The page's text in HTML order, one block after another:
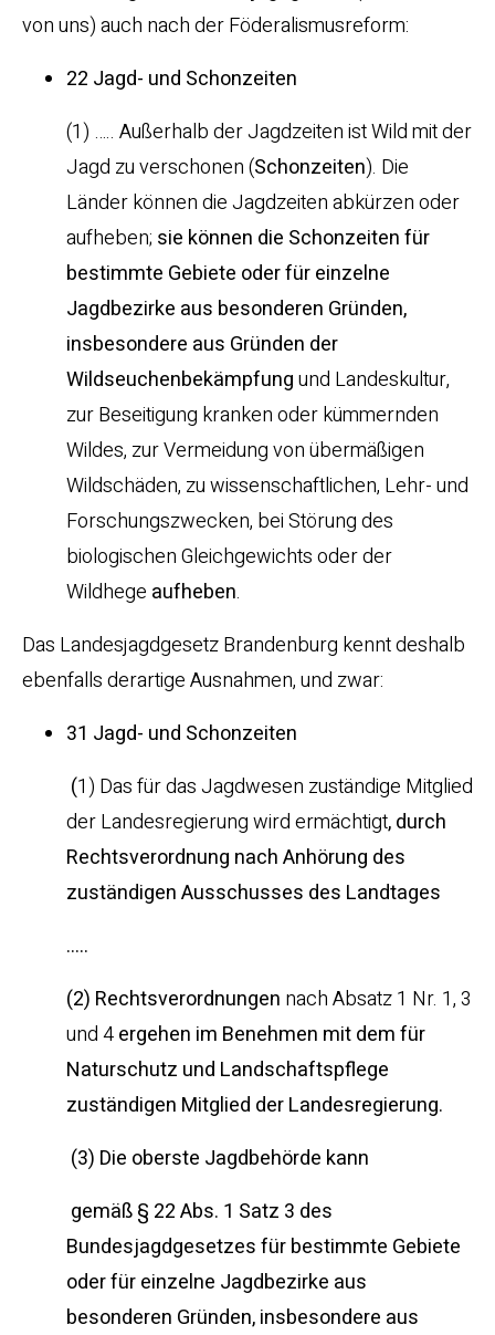
von uns) auch nach der Föderalismusreform:
22 Jagd- und Schonzeiten
(1) ….. Außerhalb der Jagdzeiten ist Wild mit der
Jagd zu verschonen (Schonzeiten). Die
Länder können die Jagdzeiten abkürzen oder
aufheben; sie können die Schonzeiten für
bestimmte Gebiete oder für einzelne
Jagdbezirke aus besonderen Gründen,
insbesondere aus Gründen der
Wildseuchenbekämpfungund Landeskultur,
zur Beseitigung kranken oder kümmernden
Wildes, zur Vermeidung von übermäßigen
Wildschäden, zu wissenschaftlichen, Lehr- und
Forschungszwecken, bei Störung des
biologischen Gleichgewichts oder der
Wildhege aufheben.
Das Landesjagdgesetz Brandenburg kennt deshalb
ebenfalls derartige Ausnahmen, und zwar:
31 Jagd- und Schonzeiten
(1) Das für das Jagdwesen zuständige Mitglied
der Landesregierung wird ermächtigt, durch
Rechtsverordnung nach Anhörung des
zuständigen Ausschusses des Landtages
…..
(2) Rechtsverordnungen nach Absatz 1 Nr. 1, 3
und 4ergehen im Benehmen mit dem für
Naturschutz und Landschaftspflege
zuständigen Mitglied der Landesregierung.
(3) Die oberste Jagdbehörde kann
gemäß § 22 Abs. 1 Satz 3 des
Bundesjagdgesetzes für bestimmte Gebiete
oder für einzelne Jagdbezirke aus
besonderen Gründen, insbesondere aus